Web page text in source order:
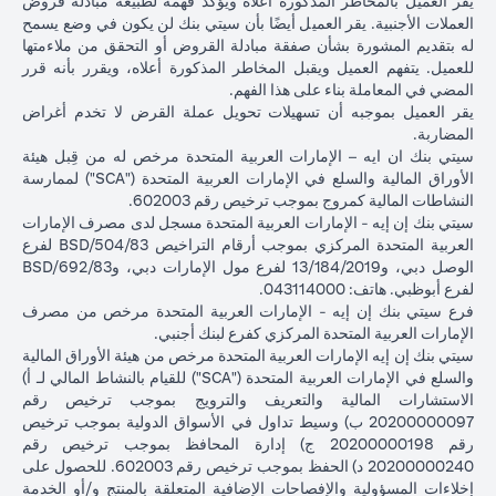
بعد شهر
واحد
إجمالي
الربح /
الخسارة
إجمالي الخسارة =
1,959.18 دولار
دولار أمريكي ناقص
102,125.85 دولار
أمريكي)
إجمالي الربح =
83.34 دولار
أمريكي
(100,166.67 دولار
أمريكي ناقص
100,083.33 دولار
أمريكي)
إجمالي الربح
2,045.75
دولار
98,120.92)
الأسعار المذكورة في الجدول التوضيحي أعلاه (أ) تشمل الفارق السعري
المستحق البنك؛ و (ب) لا تدل على أسعار الفائدة السابقة أو المستقبلية أو
أسعار الصرف الفورية.
يرجى ملاحظة النقاط التالية عند إجراء معاملات تحويل عملة القرض:
تتوقف قدرتك على القيام بمعاملات تحويل عملة القرض على توافر
هامش كافٍ في محفظتك، ذلك أن نقص الهامش الناتج عن ارتفاع قيمة
عملة القرض الحالية من شأنه أن يؤثر على قدرتك على إجراء معاملات
تحويل عملة القرض. قد تتطلب معاملات تحويل عملة القرض إيداع أموال
إضافية (طلب الهامش) بسبب تقلبات العملات الأجنبية، مما يؤدي إلى
ارتفاع قيمة عملة القرض الجديدة مقابل عملة قرضك السابقة.
تأتي عملات القروض المختلفة بأسعار فائدة مختلفة، بعضها أعلى وبعضها
العملات الأجنبية. يقر العميل أيضًا بأن سيتي بنك لن يكون في وضع يسمح
له بتقديم المشورة بشأن صفقة مبادلة القروض أو التحقق من ملاءمتها
للعميل. يتفهم العميل ويقبل المخاطر المذكورة أعلاه، ويقرر بأنه قرر
المضي في المعاملة بناء على هذا الفهم.
يقر العميل بموجبه أن تسهيلات تحويل عملة القرض لا تخدم أغراض
المضاربة.
سيتي بنك ان ايه – الإمارات العربية المتحدة مرخص له من قِبل هيئة
الأوراق المالية والسلع في الإمارات العربية المتحدة ("SCA") لممارسة
النشاطات المالية كمروج بموجب ترخيص رقم 602003.
سيتي بنك إن إيه - الإمارات العربية المتحدة مسجل لدى مصرف الإمارات
العربية المتحدة المركزي بموجب أرقام التراخيص BSD/504/83 لفرع
الوصل دبي، و13/184/2019 لفرع مول الإمارات دبي، وBSD/692/83
لفرع أبوظبي. هاتف: 043114000.
فرع سيتي بنك إن إيه - الإمارات العربية المتحدة مرخص من مصرف
الإمارات العربية المتحدة المركزي كفرع لبنك أجنبي.
سيتي بنك إن إيه الإمارات العربية المتحدة مرخص من هيئة الأوراق المالية
والسلع في الإمارات العربية المتحدة ("SCA") للقيام بالنشاط المالي لـ أ)
الاستشارات المالية والتعريف والترويج بموجب ترخيص رقم
20200000097 ب) وسيط تداول في الأسواق الدولية بموجب ترخيص
رقم 20200000198 ج) إدارة المحافظ بموجب ترخيص رقم
20200000240 د) الحفظ بموجب ترخيص رقم 602003. للحصول على
إخلاءات المسؤولية والإفصاحات الإضافية المتعلقة بالمنتج و/أو الخدمة